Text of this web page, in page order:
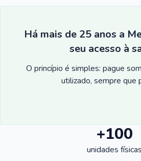
Há mais de 25 anos a
seu acesso à
O princípio é simples: pague
utilizado, sempre que
+100
unidades físicas